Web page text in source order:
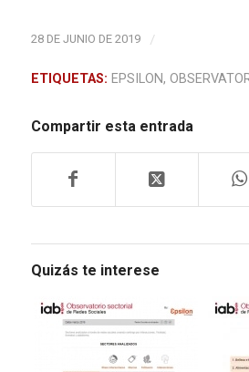
28 DE JUNIO DE 2019 /
ETIQUETAS: EPSILON,
Compartir esta entrada
Quizás te interese